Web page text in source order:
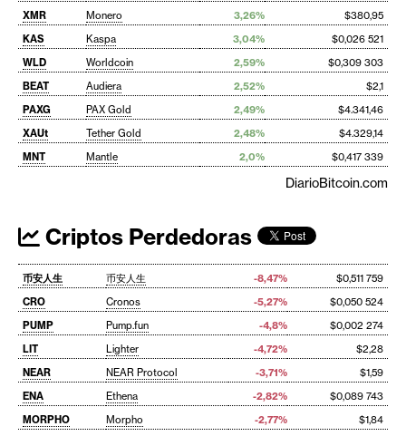
XMR
Monero 3,26%
$380,95
KAS
Kaspa 3,04%
$0,026 521
WLD
Worldcoin 2,59%
$0,309 303
BEAT
Audiera 2,52%
$2,1
PAXG
PAX Gold 2,49%
$4.341,46
XAUt
Tether Gold 2,48%
$4.329,14
MNT
Mantle 2,0% $0,417 339
DiarioBitcoin.com
Criptos Perdedoras
币安人生 币安人生 -8,47%
$0,511 759
CRO
Cronos -5,27%
$0,050 524
PUMP
Pump.fun -4,8%
$0,002 274
LIT
Lighter -4,72%
$2,28
NEAR
NEAR Protocol -3,71%
$1,59
ENA
Ethena -2,82%
$0,089 743
MORPHO
Morpho -2,77%
$1,84